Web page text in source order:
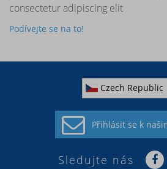
consectetur adipiscing elit
Podívejte se na to!
Czech Republic
Přihlásit se k
Sledujte nás